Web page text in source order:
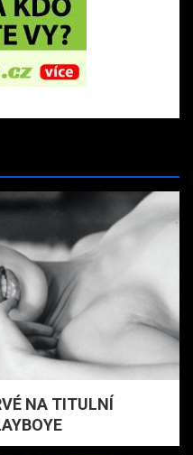
NA TITULNÍ